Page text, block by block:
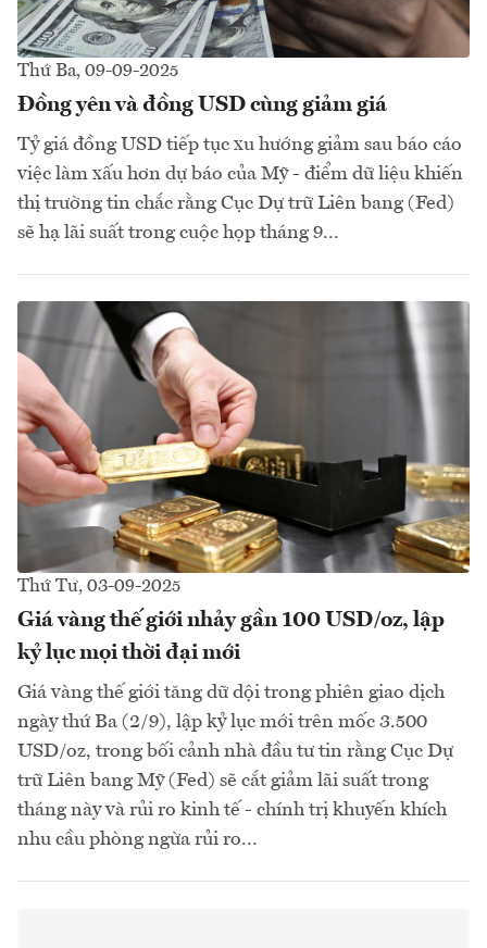
Thứ Ba, 09-09-2025
Đồng yên và đồng USD cùng giảm giá
Tỷ giá đồng USD tiếp tục xu hướng giảm sau báo cáo
việc làm xấu hơn dự báo của Mỹ - điểm dữ liệu khiến
thị trường tin chắc rằng Cục Dự trữ Liên bang (Fed)
sẽ hạ lãi suất trong cuộc họp tháng 9...
Thứ Tư, 03-09-2025
Giá vàng thế giới nhảy gần 100 USD/oz, lập
kỷ lục mọi thời đại mới
Giá vàng thế giới tăng dữ dội trong phiên giao dịch
ngày thứ Ba (2/9), lập kỷ lục mới trên mốc 3.500
USD/oz, trong bối cảnh nhà đầu tư tin rằng Cục Dự
trữ Liên bang Mỹ (Fed) sẽ cắt giảm lãi suất trong
tháng này và rủi ro kinh tế - chính trị khuyến khích
nhu cầu phòng ngừa rủi ro...